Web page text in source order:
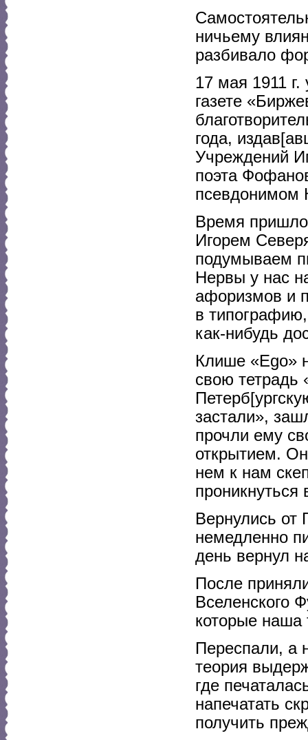
ничьему
разбивало
17 мая 1911
газете
года,
Учреждений
поэта
псевдонимом
Время
Игорем
подумываем
Нервы у нас
афоризмов и
в
как-нибудь
Клише «Ego»
свою тетрадь
застали»,
прочли ему
открытием.
нем к нам
Вернулись от
немедленно
день вернул
После
Вселенского
которые наша
Переспали, а
теория
где
напечатать
получить